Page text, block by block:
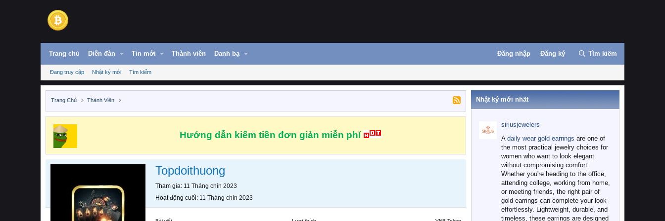
Trang chủ Diễn đàn Tin mới Thành viên Danh bạ Đăng nhập Đăng ký Tìm kiếm
Đang truy cập Nhật ký mới Tìm kiếm
Trang Chủ Thành Viên
Hướng dẫn kiếm tiền đơn giản miễn phí
Topdoithuong
Tham gia 11 Tháng chín 2023
Hoạt động cuối 11 Tháng chín 2023
Nhật ký mới nhất
siriusjewelers
A daily wear gold earrings are one of
the most practical jewelry choices for
women who want to look elegant
without compromising comfort.
Whether you're heading to the office,
attending college, working from home,
or meeting friends, the right pair of
gold earrings can complete your look
effortlessly. Lightweight, durable, and
timeless, these earrings are designed